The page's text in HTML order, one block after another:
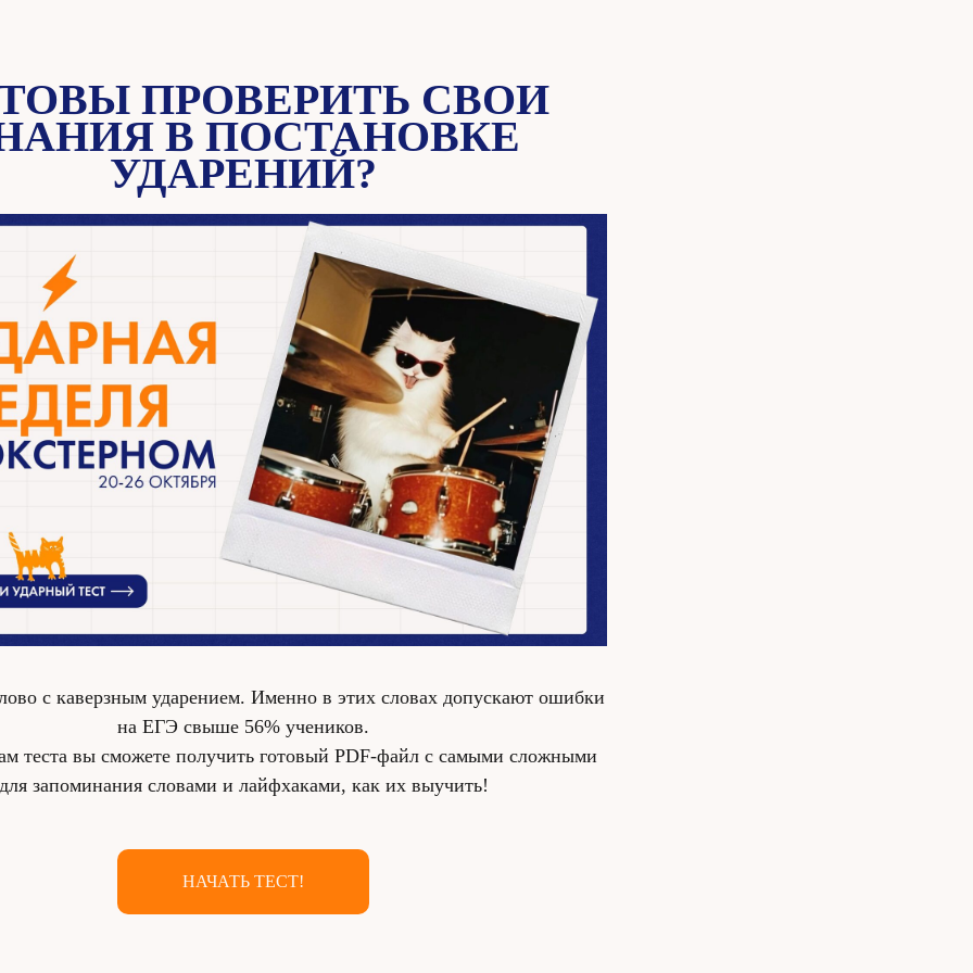
ПРОВЕРИТЬ СВОИ
В ПОСТАНОВКЕ
УДАРЕНИЙ?
с каверзным ударением. Именно в этих словах допускают ошибки
на ЕГЭ свыше 56% учеников.
теста вы сможете получить готовый PDF-файл с самыми сложными
запоминания словами и лайфхаками, как их выучить!
НАЧАТЬ ТЕСТ!